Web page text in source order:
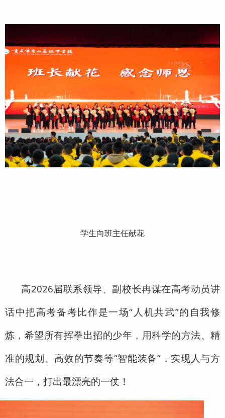
学生向班主任献花
高2026届联系领导、副校长冉谋在高考动员讲
话中把高考备考比作是一场“人机共武”的自我修
炼，希望所有挥拳出招的少年，用科学的方法、精
准的规划、高效的节奏等“智能装备”，实现人与方
法合一，打出最漂亮的一仗！